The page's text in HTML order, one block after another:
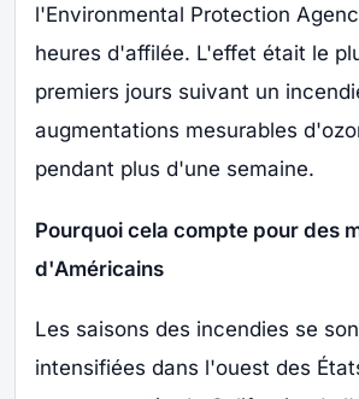
l'Environmental Protection
heures d'affilée. L'effet était le
premiers jours suivant un
augmentations mesurables
pendant plus d'une semaine.
Pourquoi cela compte pour des
d'Américains
Les saisons des incendies se
intensifiées dans l'ouest des